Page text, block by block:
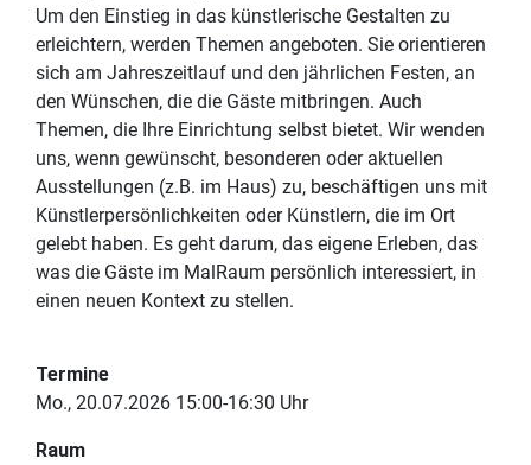
Um den Einstieg in das künstlerische Gestalten zu
erleichtern, werden Themen angeboten. Sie orientieren
sich am Jahreszeitlauf und den jährlichen Festen, an
den Wünschen, die die Gäste mitbringen. Auch
Themen, die Ihre Einrichtung selbst bietet. Wir wenden
uns, wenn gewünscht, besonderen oder aktuellen
Ausstellungen (z.B. im Haus) zu, beschäftigen uns mit
Künstlerpersönlichkeiten oder Künstlern, die im Ort
gelebt haben. Es geht darum, das eigene Erleben, das
was die Gäste im MalRaum persönlich interessiert, in
einen neuen Kontext zu stellen.
Termine
Mo., 20.07.2026 15:00-16:30 Uhr
Raum